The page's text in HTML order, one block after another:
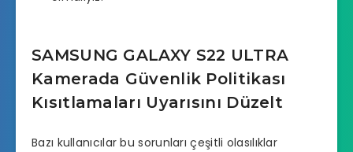
SAMSUNG GALAXY S22 ULTRA
Kamerada Güvenlik Politikası
Kısıtlamaları Uyarısını Düzelt
Bazı kullanıcılar bu sorunları çeşitli olasılıklar